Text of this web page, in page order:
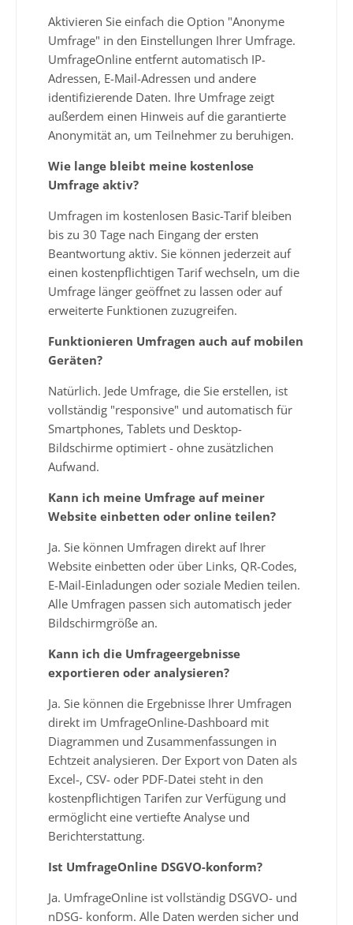
Aktivieren Sie einfach die Option "Anonyme
Umfrage" in den Einstellungen Ihrer Umfrage.
UmfrageOnline entfernt automatisch IP-
Adressen, E-Mail-Adressen und andere
identifizierende Daten. Ihre Umfrage zeigt
außerdem einen Hinweis auf die garantierte
Anonymität an, um Teilnehmer zu beruhigen.
Wie lange bleibt meine kostenlose
Umfrage aktiv?
Umfragen im kostenlosen Basic-Tarif bleiben
bis zu 30 Tage nach Eingang der ersten
Beantwortung aktiv. Sie können jederzeit auf
einen kostenpflichtigen Tarif wechseln, um die
Umfrage länger geöffnet zu lassen oder auf
erweiterte Funktionen zuzugreifen.
Funktionieren Umfragen auch auf mobilen
Geräten?
Natürlich. Jede Umfrage, die Sie erstellen, ist
vollständig "responsive" und automatisch für
Smartphones, Tablets und Desktop-
Bildschirme optimiert - ohne zusätzlichen
Aufwand.
Kann ich meine Umfrage auf meiner
Website einbetten oder online teilen?
Ja. Sie können Umfragen direkt auf Ihrer
Website einbetten oder über Links, QR-Codes,
E-Mail-Einladungen oder soziale Medien teilen.
Alle Umfragen passen sich automatisch jeder
Bildschirmgröße an.
Kann ich die Umfrageergebnisse
exportieren oder analysieren?
Ja. Sie können die Ergebnisse Ihrer Umfragen
direkt im UmfrageOnline-Dashboard mit
Diagrammen und Zusammenfassungen in
Echtzeit analysieren. Der Export von Daten als
Excel-, CSV- oder PDF-Datei steht in den
kostenpflichtigen Tarifen zur Verfügung und
ermöglicht eine vertiefte Analyse und
Berichterstattung.
Ist UmfrageOnline DSGVO-konform?
Ja. UmfrageOnline ist vollständig DSGVO- und
nDSG- konform. Alle Daten werden sicher und